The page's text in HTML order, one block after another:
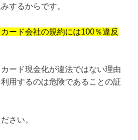
するからです。
ード会社の規約には100％違反
ード現金化が違法ではない理由
用するのは危険であることの証
さい。